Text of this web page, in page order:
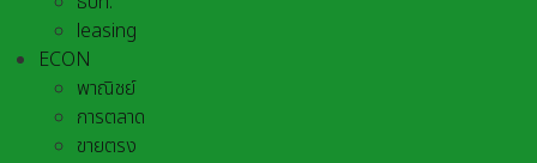
leasing
ECON
พาณิชย์
การตลาด
ขายตรง